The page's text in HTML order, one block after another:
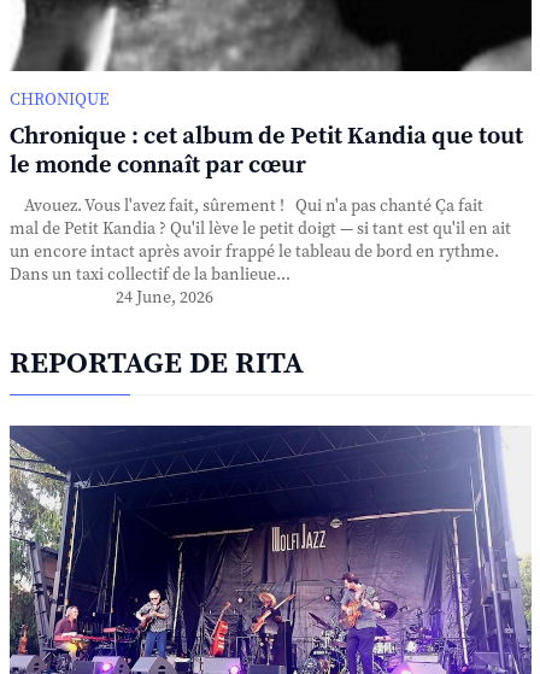
CHRONIQUE
Chronique : cet album de Petit Kandia que tout
le monde connaît par cœur
Avouez. Vous l'avez fait, sûrement ! Qui n'a pas chanté Ça fait
mal de Petit Kandia ? Qu'il lève le petit doigt — si tant est qu'il en ait
un encore intact après avoir frappé le tableau de bord en rythme.
Dans un taxi collectif de la banlieue...
24 June, 2026
REPORTAGE DE RITA